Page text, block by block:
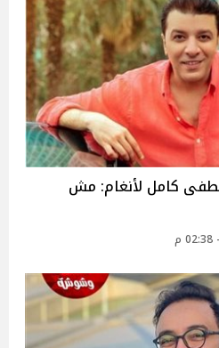
كامل لأنغام: مش